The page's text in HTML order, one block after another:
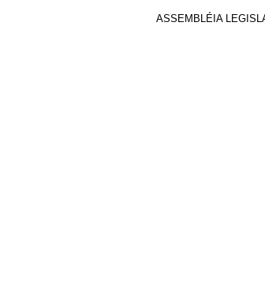
ASSEMBLÉIA